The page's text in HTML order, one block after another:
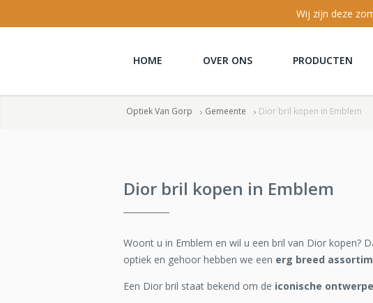
Wij zijn deze
HOME OVER ONS PRODUCTEN
Optiek Van Gorp Gemeente Dior bril kopen in Emblem
Dior bril kopen in Emblem
Woont u in Emblem en wil u een bril van Dior kopen?
optiek en gehoor hebben we een erg breed
Een Dior bril staat bekend om de iconische